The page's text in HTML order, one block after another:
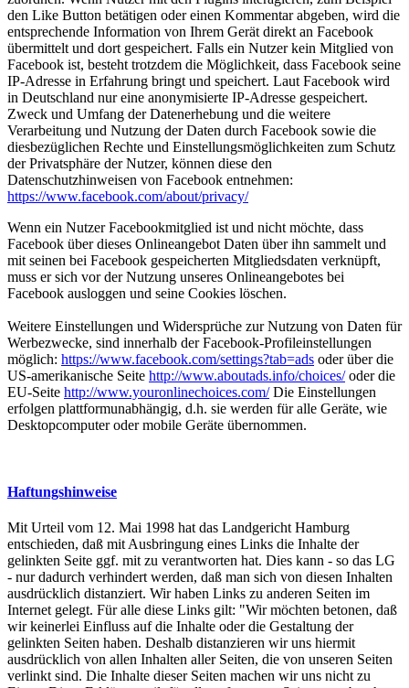
den Like Button betätigen oder einen Kommentar abgeben, wird die
entsprechende Information von Ihrem Gerät direkt an Facebook
übermittelt und dort gespeichert. Falls ein Nutzer kein Mitglied von
Facebook ist, besteht trotzdem die Möglichkeit, dass Facebook seine
IP-Adresse in Erfahrung bringt und speichert. Laut Facebook wird
in Deutschland nur eine anonymisierte IP-Adresse gespeichert.
Zweck und Umfang der Datenerhebung und die weitere
Verarbeitung und Nutzung der Daten durch Facebook sowie die
diesbezüglichen Rechte und Einstellungsmöglichkeiten zum Schutz
der Privatsphäre der Nutzer, können diese den
Datenschutzhinweisen von Facebook entnehmen:
https://www.facebook.com/about/privacy/
Wenn ein Nutzer Facebookmitglied ist und nicht möchte, dass
Facebook über dieses Onlineangebot Daten über ihn sammelt und
mit seinen bei Facebook gespeicherten Mitgliedsdaten verknüpft,
muss er sich vor der Nutzung unseres Onlineangebotes bei
Facebook ausloggen und seine Cookies löschen.
Weitere Einstellungen und Widersprüche zur Nutzung von Daten für
Werbezwecke, sind innerhalb der Facebook-Profileinstellungen
möglich: https://www.facebook.com/settings?tab=ads oder über die
US-amerikanische Seite http://www.aboutads.info/choices/oder die
EU-Seite http://www.youronlinechoices.com/Die Einstellungen
erfolgen plattformunabhängig, d.h. sie werden für alle Geräte, wie
Desktopcomputer oder mobile Geräte übernommen.
Haftungshinweise
Mit Urteil vom 12. Mai 1998 hat das Landgericht Hamburg
entschieden, daß mit Ausbringung eines Links die Inhalte der
gelinkten Seite ggf. mit zu verantworten hat. Dies kann - so das LG
- nur dadurch verhindert werden, daß man sich von diesen Inhalten
ausdrücklich distanziert. Wir haben Links zu anderen Seiten im
Internet gelegt. Für alle diese Links gilt: "Wir möchten betonen, daß
wir keinerlei Einfluss auf die Inhalte oder die Gestaltung der
gelinkten Seiten haben. Deshalb distanzieren wir uns hiermit
ausdrücklich von allen Inhalten aller Seiten, die von unseren Seiten
verlinkt sind. Die Inhalte dieser Seiten machen wir uns nicht zu